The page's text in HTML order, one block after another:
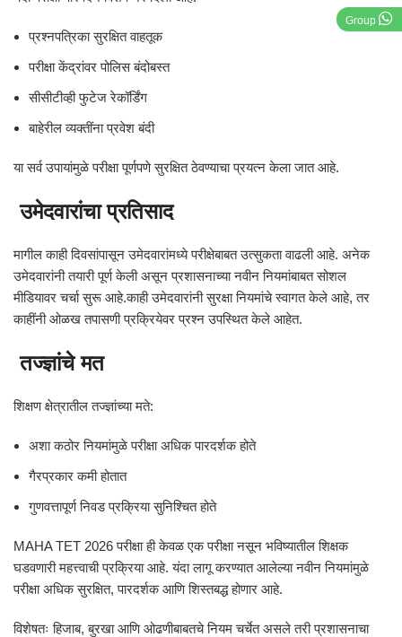
Group
प्रश्नपत्रिका सुरक्षित वाहतूक
परीक्षा केंद्रांवर पोलिस बंदोबस्त
सीसीटीव्ही फुटेज रेकॉर्डिंग
बाहेरील व्यक्तींना प्रवेश बंदी
या सर्व उपायांमुळे परीक्षा पूर्णपणे सुरक्षित ठेवण्याचा प्रयत्न केला जात आहे.
उमेदवारांचा प्रतिसाद
मागील काही दिवसांपासून उमेदवारांमध्ये परीक्षेबाबत उत्सुकता वाढली आहे. अनेक
उमेदवारांनी तयारी पूर्ण केली असून प्रशासनाच्या नवीन नियमांबाबत सोशल
मीडियावर चर्चा सुरू आहे.काही उमेदवारांनी सुरक्षा नियमांचे स्वागत केले आहे, तर
काहींनी ओळख तपासणी प्रक्रियेवर प्रश्न उपस्थित केले आहेत.
तज्ज्ञांचे मत
शिक्षण क्षेत्रातील तज्ज्ञांच्या मते:
अशा कठोर नियमांमुळे परीक्षा अधिक पारदर्शक होते
गैरप्रकार कमी होतात
गुणवत्तापूर्ण निवड प्रक्रिया सुनिश्चित होते
MAHA TET 2026 परीक्षा ही केवळ एक परीक्षा नसून भविष्यातील शिक्षक
घडवणारी महत्त्वाची प्रक्रिया आहे. यंदा लागू करण्यात आलेल्या नवीन नियमांमुळे
परीक्षा अधिक सुरक्षित, पारदर्शक आणि शिस्तबद्ध होणार आहे.
विशेषतः हिजाब, बुरखा आणि ओढणीबाबतचे नियम चर्चेत असले तरी प्रशासनाचा